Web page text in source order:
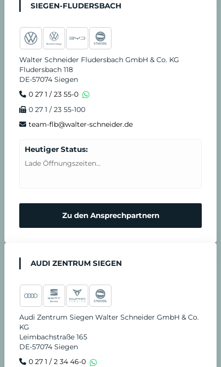
r
r
SIEGEN-FLUDERSBACH
Walter Schneider Fludersbach GmbH & Co. KG
Fludersbach 118
DE-57074 Siegen
0 27 1 / 23 55-0
0 27 1 / 23 55-100
team-flb@walter-schneider.de
Heutiger Status:
Lade Öffnungszeiten...
Zu den Ansprechpartnern
AUDI ZENTRUM SIEGEN
Audi Zentrum Siegen Walter Schneider GmbH & Co.
KG
Leimbachstraße 165
DE-57074 Siegen
0 27 1 / 2 34 46-0